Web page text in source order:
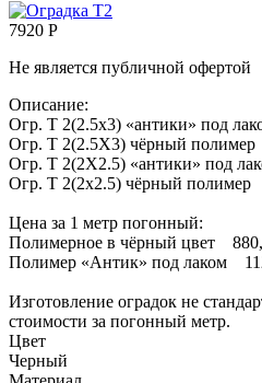
7920 Р
Не является публичной офертой
Описание:
Огр. Т 2(2.5х3) «антики» под
Огр. Т 2(2.5Х3) чёрный
Огр. Т 2(2Х2.5) «антики» под
Огр. Т 2(2х2.5) чёрный
Цена за 1 метр погонный:
Полимерное в чёрный цвет
Полимер «Антик» под лаком
Изготовление оградок не
стоимости за погонный метр.
Цвет
Черный